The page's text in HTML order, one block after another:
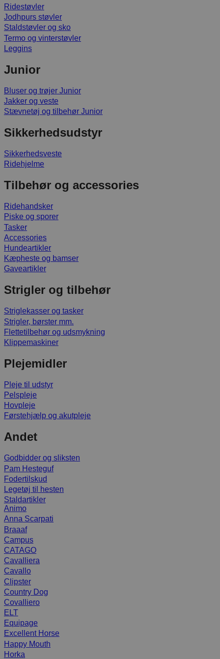
Ridestøvler
Jodhpurs støvler
Staldstøvler og sko
Termo og vinterstøvler
Leggins
Junior
Bluser og trøjer Junior
Jakker og veste
Stævnetøj og tilbehør Junior
Sikkerhedsudstyr
Sikkerhedsveste
Ridehjelme
Tilbehør og accessories
Ridehandsker
Piske og sporer
Tasker
Accessories
Hundeartikler
Kæpheste og bamser
Gaveartikler
Strigler og tilbehør
Striglekasser og tasker
Strigler, børster mm.
Flettetilbehør og udsmykning
Klippemaskiner
Plejemidler
Pleje til udstyr
Pelspleje
Hovpleje
Førstehjælp og akutpleje
Andet
Godbidder og sliksten
Pam Hesteguf
Fodertilskud
Legetøj til hesten
Staldartikler
Animo
Anna Scarpati
Braaaf
Campus
CATAGO
Cavalliera
Cavallo
Clipster
Country Dog
Covalliero
ELT
Equipage
Excellent Horse
Happy Mouth
Horka